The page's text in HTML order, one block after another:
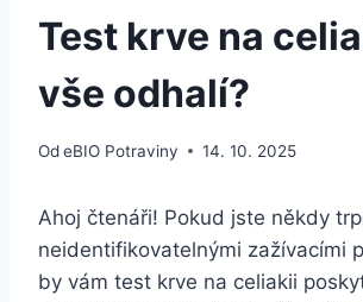
Test krve na
vše odhalí?
OdeBIO Potraviny 14. 10. 2025
Ahoj čtenáři! Pokud jste někdy
neidentifikovatelnými zažívacími
by vám test krve na celiakii